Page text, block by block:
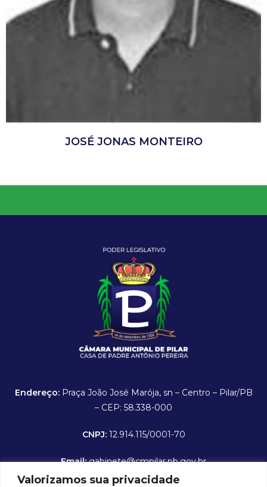
Valorizamos sua privacidade
JOSÉ JONAS MONTEIRO
Endereço: Praça João José Marója, sn – Centro – Pilar/PB
– CEP: 58.338-000
CNPJ: 12.914.115/0001-70
Email:gabinete@cmpilar.pb.gov.br